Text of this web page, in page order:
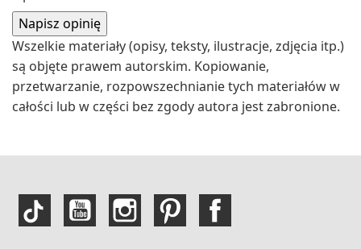
Wszelkie materiały (opisy, teksty, ilustracje, zdjęcia itp.)
są objęte prawem autorskim. Kopiowanie,
przetwarzanie, rozpowszechnianie tych materiałów w
całości lub w części bez zgody autora jest zabronione.